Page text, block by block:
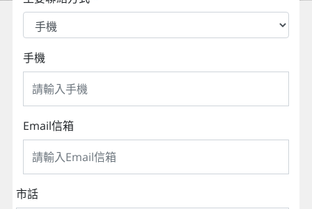
手機
Email信箱
市話